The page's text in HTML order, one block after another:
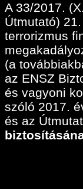
A 33/2017.
Útmutató)
terrorizmus
(a
az ENSZ
és vagyoni
szóló 2017.
és az